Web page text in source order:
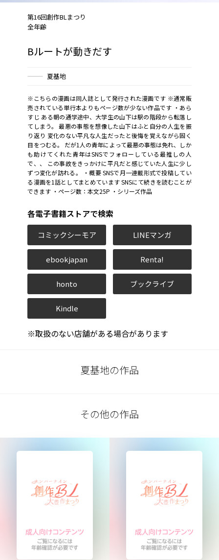
第16回創作BLまつり
全年齢
Bルートが動きだす
夏基地
※こちらの漫画は同人誌として発行された漫画です ※通常販
売されている単行本よりもページ数が少ない作品です ・あら
すじ ある朝の通学途中、大学生の山下は駅の階段から転落し
てしまう。 最悪の事態を想像した山下はふと自分の人生を振
り返り 変化のない平凡な人生だったと後悔を覚えながら固く
目をつむる。 だが1人の青年によって最悪の事態は免れ、しか
も助けてくれた青年はSNSでフォローしている最推しの人
で、、 この事故をきっかけに平凡だと感じていた人生に少し
ずつ変化が訪れる。 ・概要 SNSで月一連載形式で投稿してい
る漫画を1話としてまとめています SNSにて続きを読むことが
できます ・ページ数：本文25P ・シリーズ作品
各電子書籍ストアで検索
コミックシーモア LINEマンガ
ebookjapan Renta!
honto ブックライブ
Kindle
※取扱のない店舗がある場合があります
夏基地の作品
その他の作品